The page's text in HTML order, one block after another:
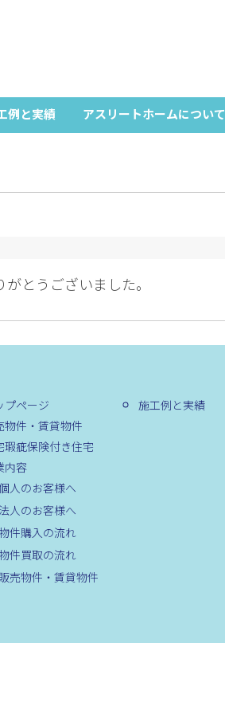
例と実績 アスリートホームについて
とうございました。
プページ
物件・賃貸物件
瑕疵保険付き住宅
内容
人のお客様へ
人のお客様へ
件購入の流れ
件買取の流れ
販売物件・賃貸物件
施工例と実績